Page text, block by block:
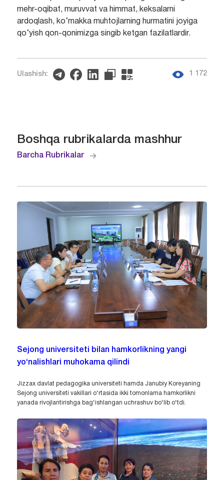
mehr-oqibat, muruvvat va himmat, keksalarni
ardoqlash, ko‘makka muhtojlarning hurmatini joyiga
qo‘yish qon-qonimizga singib ketgan fazilatlardir.
Ulashish: 1 172
Boshqa rubrikalarda mashhur
Barcha Rubrikalar
Sejong universiteti bilan hamkorlikning yangi
yo‘nalishlari muhokama qilindi
Jizzax davlat pedagogika universiteti hamda Janubiy Koreyaning
Sejong universiteti vakillari o‘rtasida ikki tomonlama hamkorlikni
yanada rivojlantirishga bag‘ishlangan uchrashuv bo‘lib o‘tdi.